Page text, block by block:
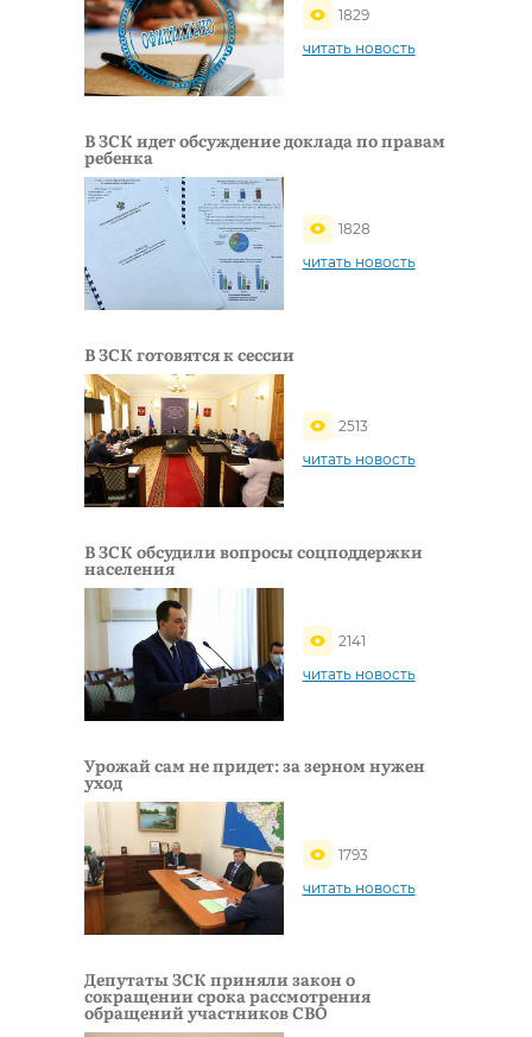
1829
читать новость
В ЗСК идет обсуждение доклада по правам
ребенка
1828
читать новость
В ЗСК готовятся к сессии
2513
читать новость
В ЗСК обсудили вопросы соцподдержки
населения
2141
читать новость
Урожай сам не придет: за зерном нужен
уход
1793
читать новость
Депутаты ЗСК приняли закон о
сокращении срока рассмотрения
обращений участников СВО